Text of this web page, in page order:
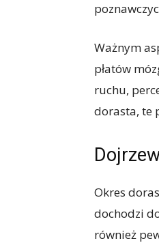
Ważnym
płatów
ruchu,
dorasta, te
Okres
dochodzi
również